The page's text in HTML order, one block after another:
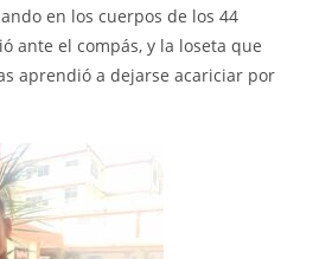
en los cuerpos de los 44
ante el compás, y la loseta que
aprendió a dejarse acariciar por